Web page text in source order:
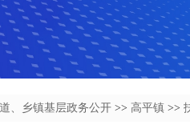
、乡镇基层政务公开 >> 高平镇 >>